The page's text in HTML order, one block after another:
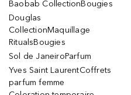
Baobab CollectionBougies
Douglas
CollectionMaquillage
RitualsBougies
Sol de JaneiroParfum
Yves Saint LaurentCoffrets
parfum femme